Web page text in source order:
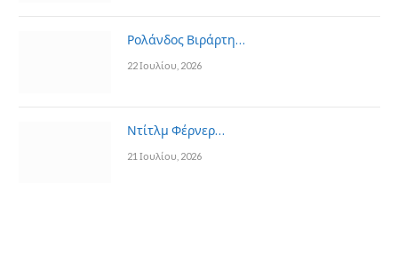
Ρολάνδος Βιράρτη…
22 Ιουλίου, 2026
Ντίτλμ Φέρνερ…
21 Ιουλίου, 2026